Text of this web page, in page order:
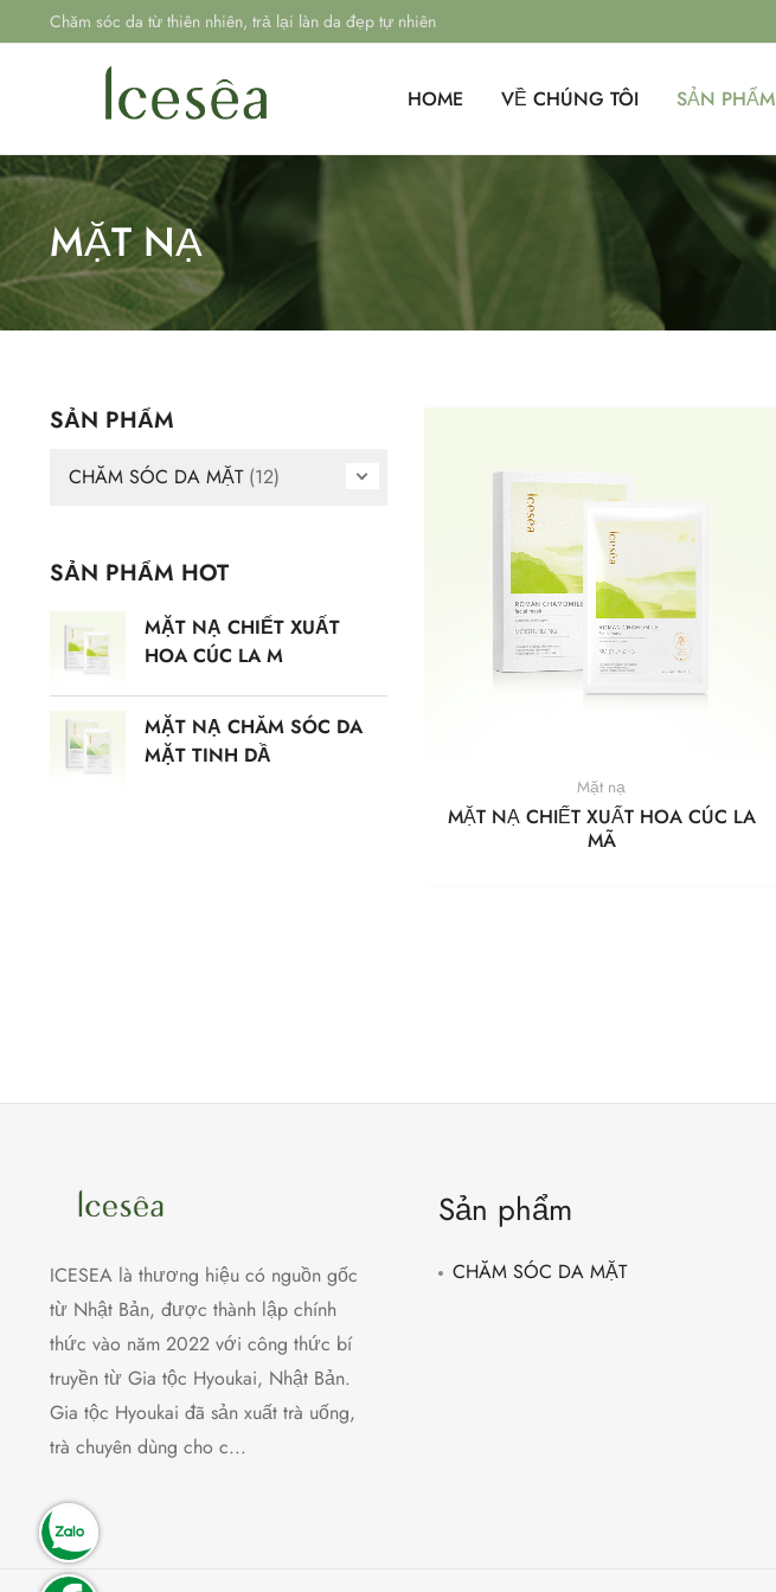
Chăm sóc da từ thiên nhiên, trả lại làn da đẹp tự nhiên
HOME VỀ CHÚNG TÔI SẢN PHẨM
MẶT NẠ
SẢN PHẨM
CHĂM SÓC DA MẶT (12)
SẢN PHẨM HOT
MẶT NẠ CHIẾT XUẤT
HOA CÚC LA M
MẶT NẠ CHĂM SÓC DA
MẶT TINH DẦ
Mặt nạ
MẶT NẠ CHIẾT XUẤT HOA CÚC LA
MÃ
ICESEA là thương hiệu có nguồn gốc
từ Nhật Bản, được thành lập chính
thức vào năm 2022 với công thức bí
truyền từ Gia tộc Hyoukai, Nhật Bản.
Gia tộc Hyoukai đã sản xuất trà uống,
trà chuyên dùng cho c...
Sản phẩm
CHĂM SÓC DA MẶT